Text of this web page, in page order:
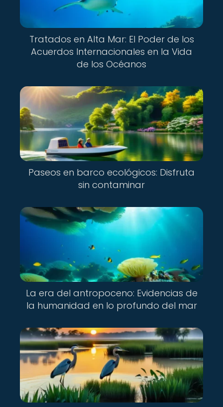
Tratados en Alta Mar: El Poder de los
Acuerdos Internacionales en la Vida
de los Océanos
Paseos en barco ecológicos: Disfruta
sin contaminar
La era del antropoceno: Evidencias de
la humanidad en lo profundo del mar